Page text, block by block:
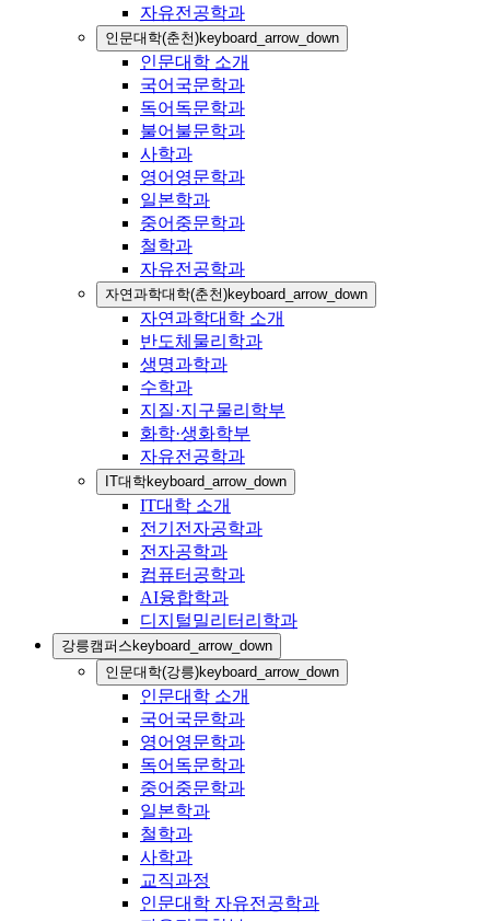
자유전공학과
인문대학(춘천)keyboard_arrow_down
인문대학 소개
국어국문학과
독어독문학과
불어불문학과
사학과
영어영문학과
일본학과
중어중문학과
철학과
자유전공학과
자연과학대학(춘천)keyboard_arrow_down
자연과학대학 소개
반도체물리학과
생명과학과
수학과
지질·지구물리학부
화학·생화학부
자유전공학과
IT대학keyboard_arrow_down
IT대학 소개
전기전자공학과
전자공학과
컴퓨터공학과
AI융합학과
디지털밀리터리학과
강릉캠퍼스keyboard_arrow_down
인문대학(강릉)keyboard_arrow_down
인문대학 소개
국어국문학과
영어영문학과
독어독문학과
중어중문학과
일본학과
철학과
사학과
교직과정
인문대학 자유전공학과